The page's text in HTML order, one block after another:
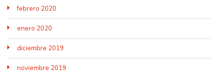
febrero 2020
enero 2020
diciembre 2019
noviembre 2019